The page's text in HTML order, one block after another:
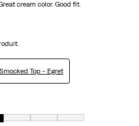
cream color. Good fit.
Top - Egret
petit et 7 est égal à Très grand